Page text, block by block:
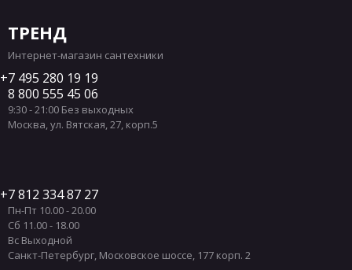
ТРЕНД
Интернет-магазин сантехники
7 495 280 19 19
8 800 555 45 06
9:30 - 21:00 Без выходных
Москва,ул. Вятская, 27, корп.5
7 812 334 87 27
Пн-Пт 10.00 - 20.00
Сб 11.00 - 18.00
Вс Выходной
Санкт-Петербург, Московское шоссе, 177 корп. 2